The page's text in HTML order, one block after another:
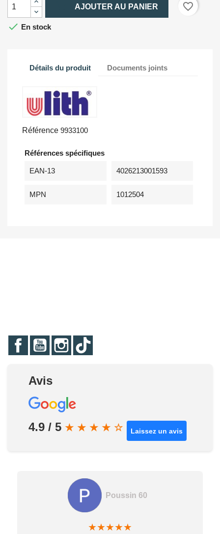
AJOUTER AU PANIER
favorite_border
 En stock
Détails du produit Documents joints
Référence 9933100
Références spécifiques
EAN-13 4026213001593
MPN 1012504
FacebookYouTubeInstagram
Avis
4.9 / 5 ★ ★ ★ ★ ☆ Laissez un avis
Poussin 60
★★★★★